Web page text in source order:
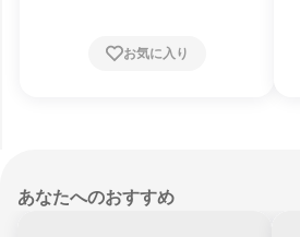
お気に入り
あなたへのおすすめ